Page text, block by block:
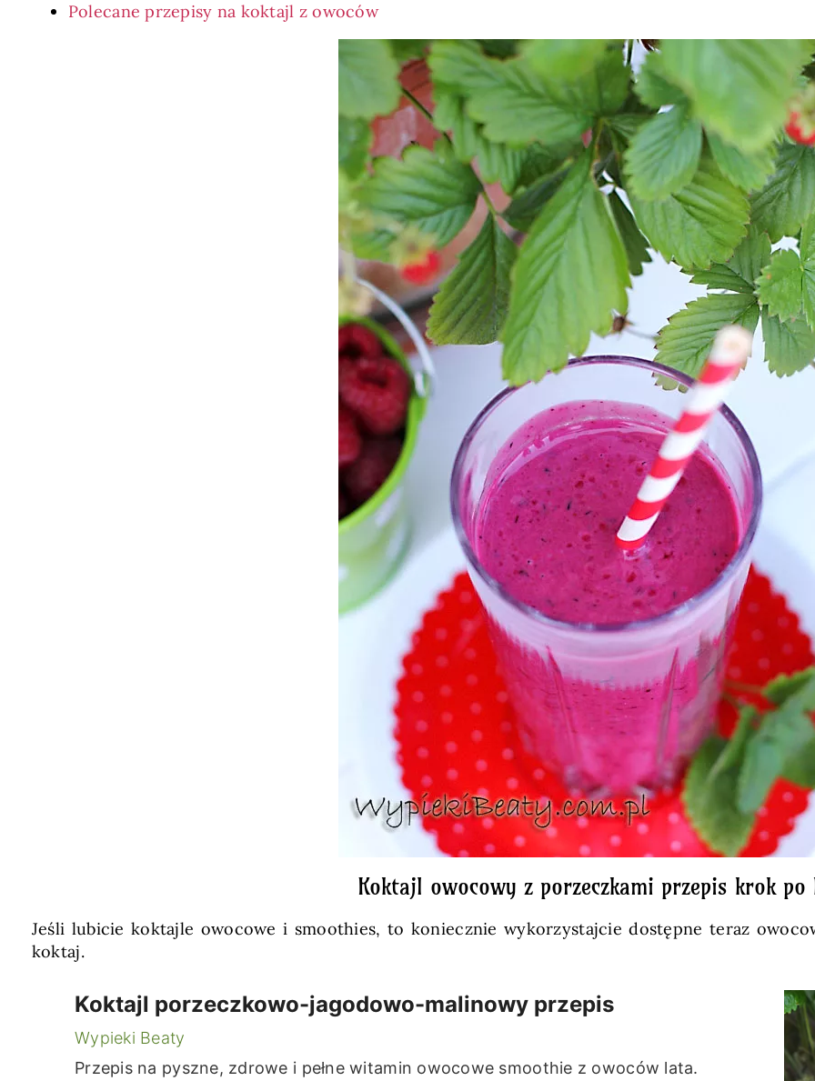
Polecane przepisy na koktajl z owoców
Koktajl owocowy z porzeczkami przepis krok po
Jeśli lubicie koktajle owocowe i smoothies, to koniecznie wykorzystajcie dostępne teraz
koktaj.
Koktajl porzeczkowo-jagodowo-malinowy przepis
Wypieki Beaty
Przepis na pyszne, zdrowe i pełne witamin owocowe smoothie z owoców lata.